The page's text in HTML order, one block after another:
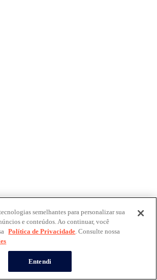
semelhantes para personalizar sua
e conteúdos. Ao continuar, você
Política de Privacidade. Consulte nossa
Entendi